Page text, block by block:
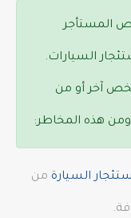
المستأجر
السيارات.
آخر أو من
هذه المخاطر:
السيارة من